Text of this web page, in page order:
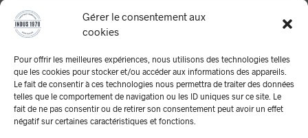
Gérer le consentement aux
cookies
Pour offrir les meilleures expériences, nous utilisons des technologies telles
que les cookies pour stocker et/ou accéder aux informations des appareils.
Le fait de consentir à ces technologies nous permettra de traiter des données
telles que le comportement de navigation ou les ID uniques sur ce site. Le
fait de ne pas consentir ou de retirer son consentement peut avoir un effet
négatif sur certaines caractéristiques et fonctions.
A Propos
Mentions Légales